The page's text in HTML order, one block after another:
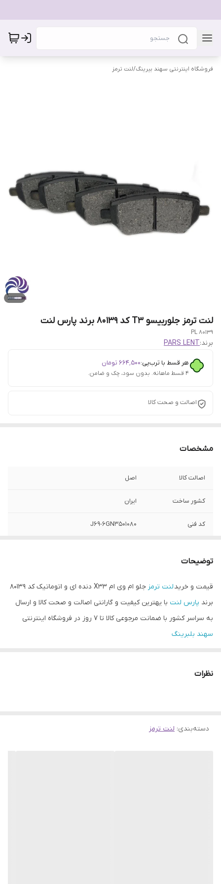
فروشگاه اینترنتی سهند بیرینگ/لنت ترمز
لنت ترمز جلو ربیسو T3 کد 80139 برند پارس لنت
PL 80139
برند:PARS LENT
هر قسط با ترب‌پی:۶۶۴٬۵۰۰ تومان
۴ قسط ماهانه. بدون سود، چک و ضامن.
اصالت و صحت کالا
مشخصات
اصالت کالا اصل
کشور ساخت ایران
کد فنی J69-6GN3501080
بندی
توضیحات
قیمت و خریدلنت ترمز
جلو ام وی ام X33 دنده ای و اتوماتیک کد 80139
برند پارس لنت با یهترین کیفیت و گارانتی اصالت و صحت کالا و ارسال
به سراسر کشور با ضمانت مرجوعی کالا تا 7 روز در فروشگاه اینترنتی
سهند بلبرینگ
نظرات
دسته‌بندی: لنت ترمز